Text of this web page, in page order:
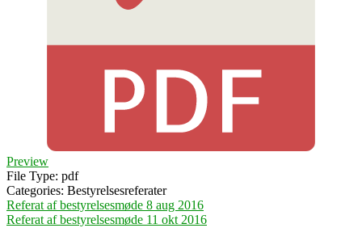
Preview
File Type: pdf
Categories: Bestyrelsesreferater
Indlægsnavigation
Referat af bestyrelsesmøde 8 aug 2016
Referat af bestyrelsesmøde 11 okt 2016